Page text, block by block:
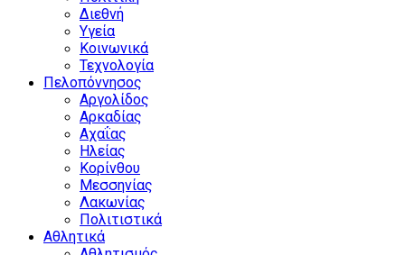
Διεθνή
Υγεία
Κοινωνικά
Τεχνολογία
Πελοπόννησος
Αργολίδος
Αρκαδίας
Αχαΐας
Ηλείας
Κορίνθου
Μεσσηνίας
Λακωνίας
Πολιτιστικά
Αθλητικά